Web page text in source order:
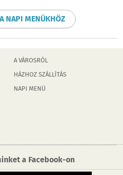
NAPI MENÜKHÖZ
A VÁROSRÓL
HÁZHOZ SZÁLLÍTÁS
NAPI MENÜ
a Facebook-on